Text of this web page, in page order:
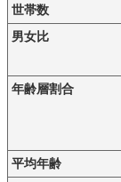
世帯数
男女比
年齢層割合
平均年齢